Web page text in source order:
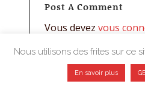
Post A Comment
Vous devez vous
Nous utilisons des frites sur ce
En savoir plus